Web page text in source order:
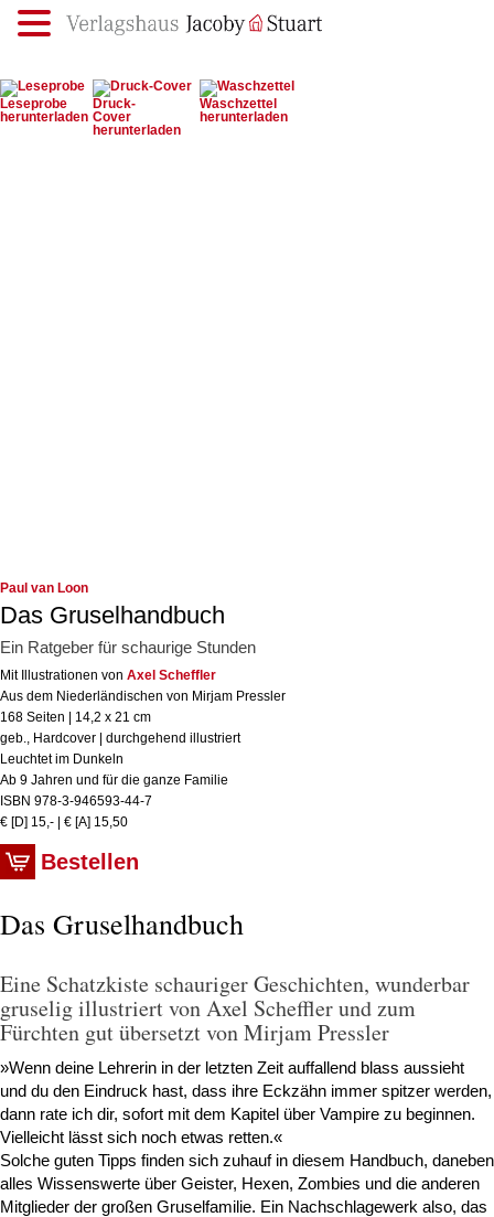
Das Gruselhandbuch
Eine Schatzkiste schauriger Geschichten, wunderbar
gruselig illustriert von Axel Scheffler und zum
Fürchten gut übersetzt von Mirjam Pressler
»Wenn deine Lehrerin in der letzten Zeit auffallend blass aussieht
und du den Eindruck hast, dass ihre Eckzähn immer spitzer werden,
dann rate ich dir, sofort mit dem Kapitel über Vampire zu beginnen.
Vielleicht lässt sich noch etwas retten.«
Solche guten Tipps finden sich zuhauf in diesem Handbuch, daneben
alles Wissenswerte über Geister, Hexen, Zombies und die anderen
Mitglieder der großen Gruselfamilie. Ein Nachschlagewerk also, das
Leseprobe Druck-Cover Waschzettel
Paul van Loon
Das Gruselhandbuch
Ein Ratgeber für schaurige Stunden
Mit Illustrationen von Axel Scheffler
Aus dem Niederländischen von Mirjam Pressler
168 Seiten | 14,2 x 21 cm
geb., Hardcover | durchgehend illustriert
Leuchtet im Dunkeln
Ab 9 Jahren und für die ganze Familie
ISBN 978-3-946593-44-7
€ [D] 15,- | € [A] 15,50
Bestellen